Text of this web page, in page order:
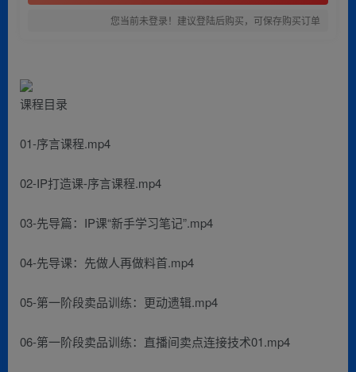
您当前未登录！建议登陆后购买，可保存购买订单
课程目录
01-序言课程.mp4
02-IP打造课-序言课程.mp4
03-先导篇：IP课“新手学习笔记”.mp4
04-先导课：先做人再做料首.mp4
05-第一阶段卖品训练：更动遗辑.mp4
06-第一阶段卖品训练：直播间卖点连接技术01.mp4